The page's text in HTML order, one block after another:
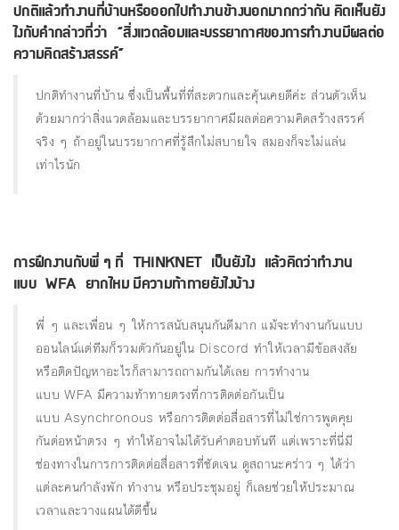
ปกติแล้วทํางานที่บ้านหรือออกไปทํางานข้างนอกมากกว่ากัน คิดเห็นยัง
ไงกับคํากล่าวที่ว่า “สิ่งแวดล้อมและบรรยากาศของการทํางานมีผลต่อ
ความคิดสร้างสรรค์”
ปกติทำงานที่บ้าน ซึ่งเป็นพื้นที่ที่สะดวกและคุ้นเคยดีค่ะ ส่วนตัวเห็น
ด้วยมากว่าสิ่งแวดล้อมและบรรยากาศมีผลต่อความคิดสร้างสรรค์
จริง ๆ ถ้าอยู่ในบรรยากาศที่รู้สึกไม่สบายใจ สมองก็จะไม่แล่น
เท่าไรนัก
การฝึกงานกับพี่ ๆ ที่ THiNKNET เป็นยังไง แล้วคิดว่าทํางาน
แบบ WFA ยากไหม มีความท้าทายยังไงบ้าง
พี่ ๆ และเพื่อน ๆ ให้การสนับสนุนกันดีมาก แม้จะทำงานกันแบบ
ออนไลน์แต่ทีมก็รวมตัวกันอยู่ใน Discord ทำให้เวลามีข้อสงสัย
หรือติดปัญหาอะไรก็สามารถถามกันได้เลย การทำงาน
แบบ WFA มีความท้าทายตรงที่การติดต่อกันเป็น
แบบ Asynchronous หรือการติดต่อสื่อสารที่ไม่ใช่การพูดคุย
กันต่อหน้าตรง ๆ ทำให้อาจไม่ได้รับคำตอบทันที แต่เพราะที่นี่มี
ช่องทางในการการติดต่อสื่อสารที่ชัดเจน ดูสถานะคร่าว ๆ ได้ว่า
แต่ละคนกำลังพัก ทำงาน หรือประชุมอยู่ ก็เลยช่วยให้ประมาณ
เวลาและวางแผนได้ดีขึ้น